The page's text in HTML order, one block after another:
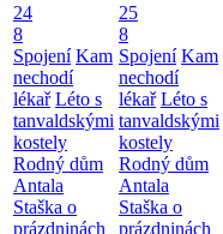
24
8
Spojení Kam
nechodí
lékař Léto s
tanvaldskými
kostely
Rodný dům
Antala
Staška o
prázdninách
25
8
Spojení Kam
nechodí
lékař Léto s
tanvaldskými
kostely
Rodný dům
Antala
Staška o
prázdninách